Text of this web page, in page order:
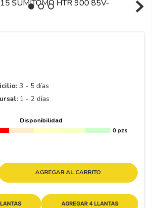
3 - 5 días
1 - 2 días
Disponibilidad
0 pzs
AGREGAR AL CARRITO
AGREGAR 4 LLANTAS
6 185